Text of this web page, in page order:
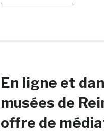
En ligne et
musées de
offre de